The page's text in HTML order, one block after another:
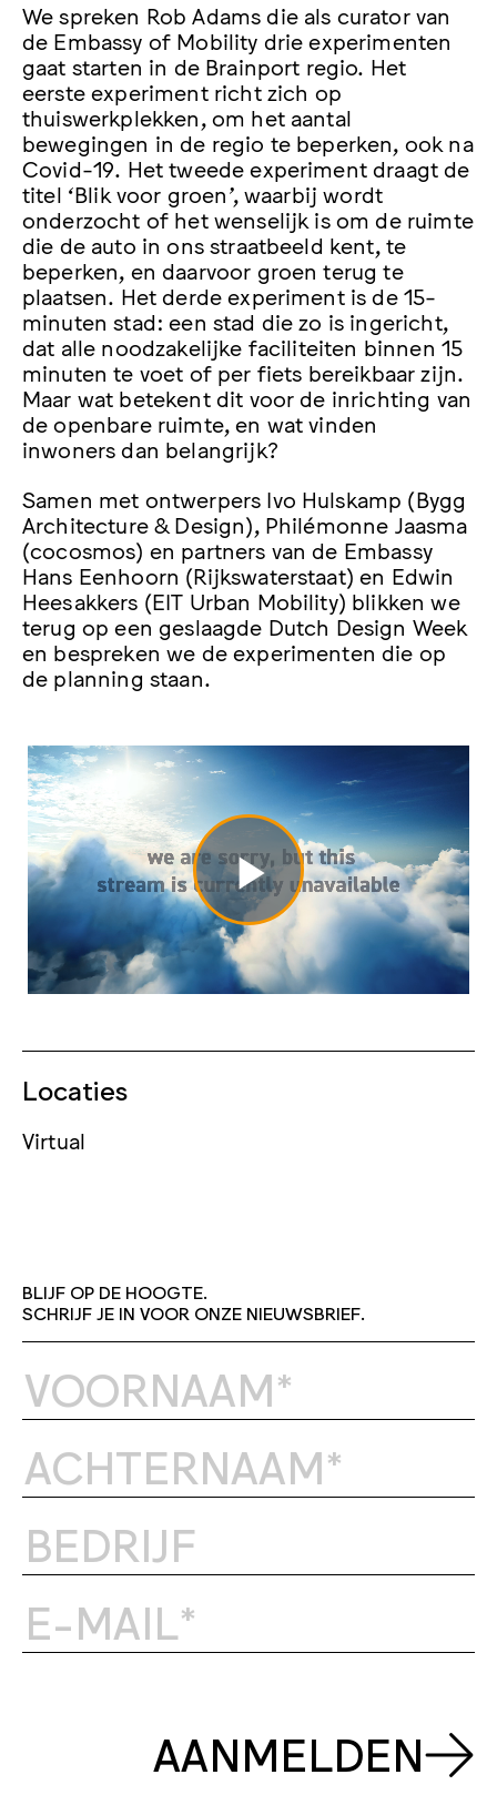
We spreken Rob Adams die als curator van
de Embassy of Mobility drie experimenten
gaat starten in de Brainport regio. Het
eerste experiment richt zich op
thuiswerkplekken, om het aantal
bewegingen in de regio te beperken, ook na
Covid-19. Het tweede experiment draagt de
titel ‘Blik voor groen’, waarbij wordt
onderzocht of het wenselijk is om de ruimte
die de auto in ons straatbeeld kent, te
beperken, en daarvoor groen terug te
plaatsen. Het derde experiment is de 15-
minuten stad: een stad die zo is ingericht,
dat alle noodzakelijke faciliteiten binnen 15
minuten te voet of per fiets bereikbaar zijn.
Maar wat betekent dit voor de inrichting van
de openbare ruimte, en wat vinden
inwoners dan belangrijk?
Samen met ontwerpers Ivo Hulskamp (Bygg
Architecture & Design), Philémonne Jaasma
(cocosmos) en partners van de Embassy
Hans Eenhoorn (Rijkswaterstaat) en Edwin
Heesakkers (EIT Urban Mobility) blikken we
terug op een geslaagde Dutch Design Week
en bespreken we de experimenten die op
de planning staan.
Locaties
Virtual
BLIJF OP DE HOOGTE.
SCHRIJF JE IN VOOR ONZE NIEUWSBRIEF.
AANMELDEN